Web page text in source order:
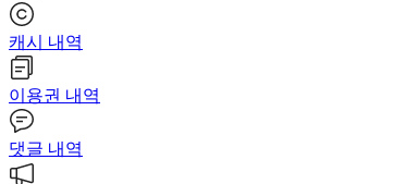
캐시 내역
이용권 내역
댓글 내역